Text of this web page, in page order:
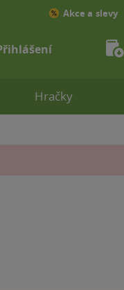
Hračky
Akce a slevy